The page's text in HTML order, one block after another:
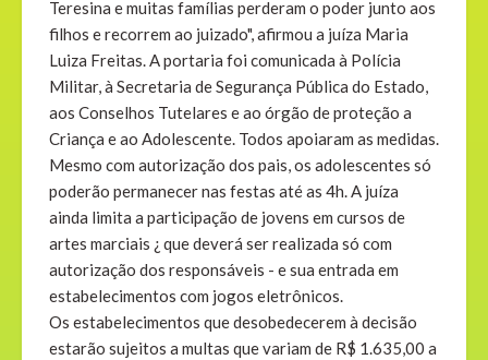
Teresina e muitas famílias perderam o poder junto aos
filhos e recorrem ao juizado", afirmou a juíza Maria
Luiza Freitas. A portaria foi comunicada à Polícia
Militar, à Secretaria de Segurança Pública do Estado,
aos Conselhos Tutelares e ao órgão de proteção a
Criança e ao Adolescente. Todos apoiaram as medidas.
Mesmo com autorização dos pais, os adolescentes só
poderão permanecer nas festas até as 4h. A juíza
ainda limita a participação de jovens em cursos de
artes marciais ¿ que deverá ser realizada só com
autorização dos responsáveis - e sua entrada em
estabelecimentos com jogos eletrônicos.
Os estabelecimentos que desobedecerem à decisão
estarão sujeitos a multas que variam de R$ 1.635,00 a